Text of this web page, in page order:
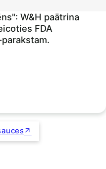
W&H paātrina
FDA